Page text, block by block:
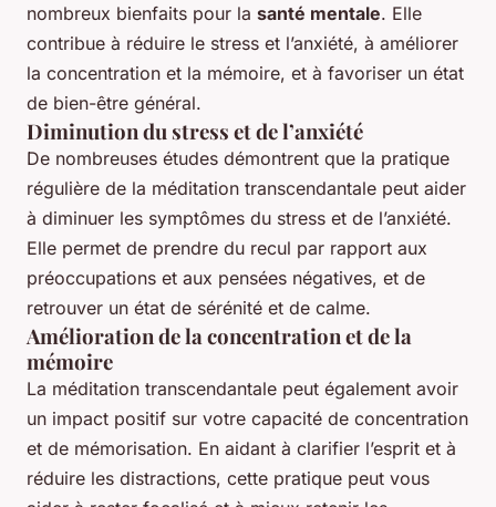
nombreux bienfaits pour la santé mentale. Elle
contribue à réduire le stress et l’anxiété, à améliorer
la concentration et la mémoire, et à favoriser un état
de bien-être général.
Diminution du stress et de l’anxiété
De nombreuses études démontrent que la pratique
régulière de la méditation transcendantale peut aider
à diminuer les symptômes du stress et de l’anxiété.
Elle permet de prendre du recul par rapport aux
préoccupations et aux pensées négatives, et de
retrouver un état de sérénité et de calme.
Amélioration de la concentration et de la
mémoire
La méditation transcendantale peut également avoir
un impact positif sur votre capacité de concentration
et de mémorisation. En aidant à clarifier l’esprit et à
réduire les distractions, cette pratique peut vous